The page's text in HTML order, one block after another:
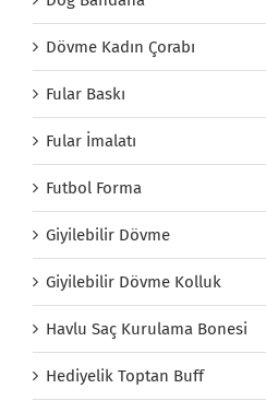
Dövme Kadın Çorabı
Fular Baskı
Fular İmalatı
Futbol Forma
Giyilebilir Dövme
Giyilebilir Dövme Kolluk
Havlu Saç Kurulama Bonesi
Hediyelik Toptan Buff